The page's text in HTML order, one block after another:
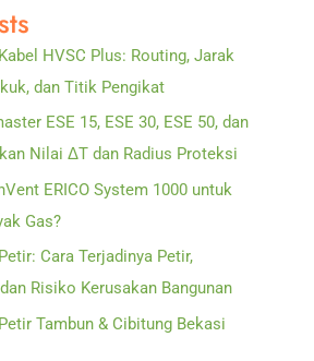
HVSC Plus: Routing, Jarak
dan Titik Pengikat
ESE 15, ESE 30, ESE 50, dan
Nilai ΔT dan Radius Proteksi
ERICO System 1000 untuk
Gas?
Cara Terjadinya Petir,
Risiko Kerusakan Bangunan
Tambun & Cibitung Bekasi